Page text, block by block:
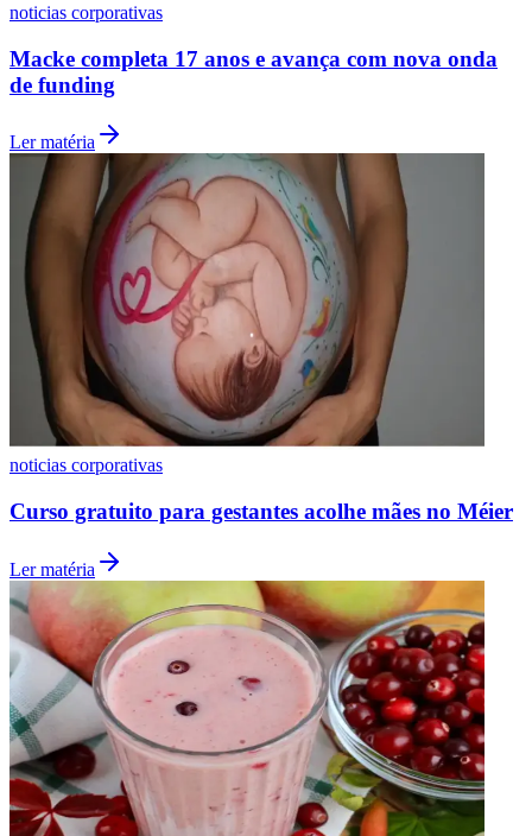
noticias corporativas
Macke completa 17 anos e avança com nova onda
de funding
Ler matéria
noticias corporativas
Curso gratuito para gestantes acolhe mães no Méier
Ler matéria